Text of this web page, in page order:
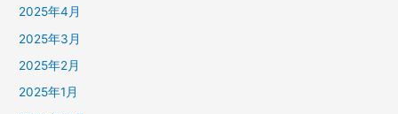
2025年4月
2025年3月
2025年2月
2025年1月